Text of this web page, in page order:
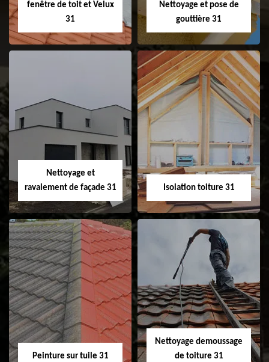
fenêtre de toit et Velux
31
Pose et
changement de
fenêtre de toit et
Velux 31
Nettoyage et pose de
gouttière 31
Nettoyage et pose
Nettoyage et
ravalement de façade 31
Nettoyage et
ravalement de
façade 31
Isolation toiture 31
Isolation toiture 31
Peinture sur tuile 31
Nettoyage demoussage
de toiture 31